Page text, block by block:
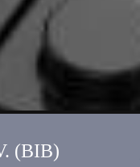
(BIB)